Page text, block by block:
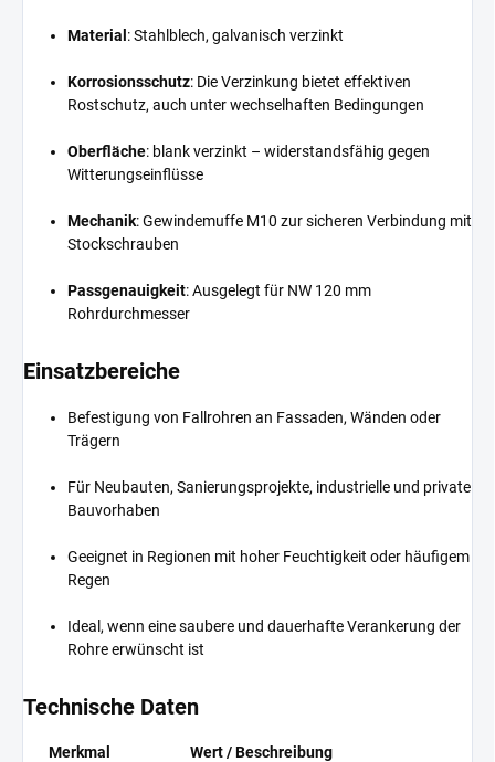
Material : Stahlblech, galvanisch verzinkt
Korrosionsschutz: Die Verzinkung bietet effektiven
Rostschutz, auch unter wechselhaften Bedingungen
Oberfläche: blank verzinkt – widerstandsfähig gegen
Witterungseinflüsse
Mechanik: Gewindemuffe M10 zur sicheren Verbindung mit
Stockschrauben
Passgenauigkeit: Ausgelegt für NW 120 mm
Rohrdurchmesser
Einsatzbereiche
Befestigung von Fallrohren an Fassaden, Wänden oder
Trägern
Für Neubauten, Sanierungsprojekte, industrielle und private
Bauvorhaben
Geeignet in Regionen mit hoher Feuchtigkeit oder häufigem
Regen
Ideal, wenn eine saubere und dauerhafte Verankerung der
Rohre erwünscht ist
Technische Daten
Merkmal
Wert / Beschreibung